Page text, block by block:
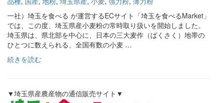
一社）埼玉を食べる が運営するECサイト「埼玉を食べるMarket」
では、この度、埼玉県産小麦粉の常時取り扱いを開始しました。
埼玉県は、県北部を中心に、日本の三大麦作（ばくさく）地帯の
ひとつに数えられる、全国有数の小麦 …
続きを読む
▼埼玉県産農産物の通信販売サイト▼